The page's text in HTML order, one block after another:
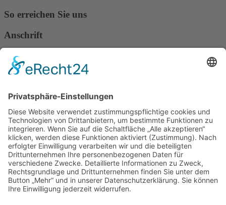
So erreichen Sie uns
Anschrift
Verband Deutscher Tierheilpraktiker e.V.
Verbandsverwaltung
Am Rosenbraken 12
E-Mail
Diese E-Mail-Adresse ist vor Spambots geschützt! Zur Anzeige
muss JavaScript eingeschaltet sein!
Diese E-Mail-Adresse ist vor Spambots geschützt! Zur Anzeige
muss JavaScript eingeschaltet sein!
Telefon Service-Team
Tel: 0261-1349 5200